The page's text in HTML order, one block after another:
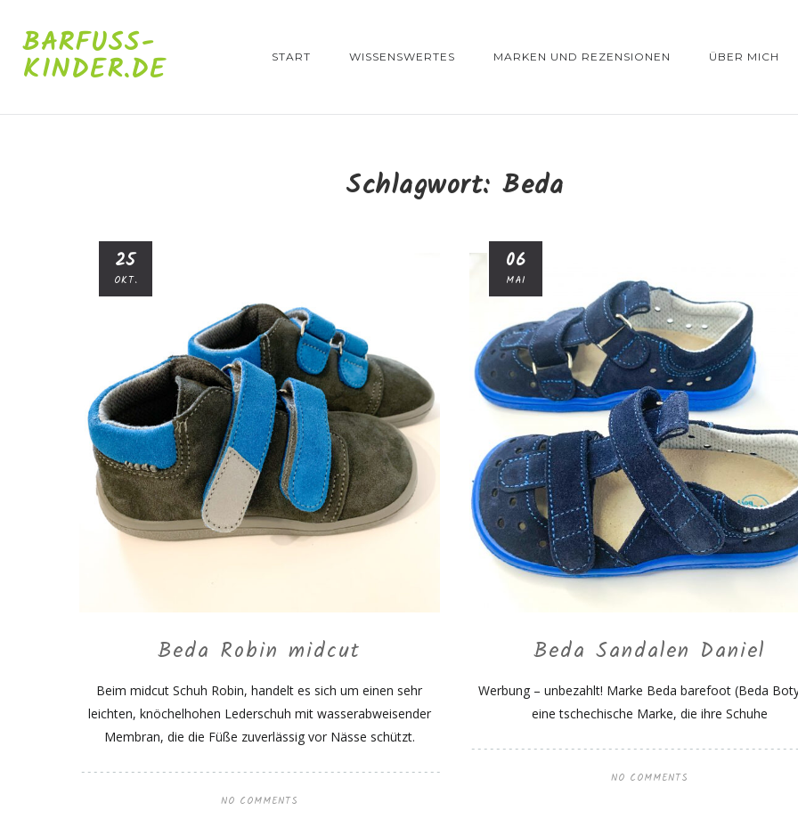
BARFUSS-K
INDER.DE START WISSENSWERTES MARKEN UND REZENSIONEN ÜBER MICH
Schlagwort: Beda
25
OKT.
Beda Robin midcut
Beim midcut Schuh Robin, handelt es sich um einen sehr
leichten, knöchelhohen Lederschuh mit wasserabweisender
Membran, die die Füße zuverlässig vor Nässe schützt.
NO COMMENTS
06
MAI
Beda Sandalen Daniel
Werbung – unbezahlt! Marke Beda barefoot (Beda
eine tschechische Marke, die ihre Schuhe
NO COMMENTS